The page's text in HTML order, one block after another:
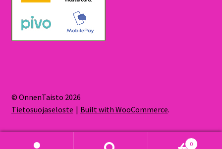
© OnnenTaisto 2026
Tietosuojaseloste
Built with WooCommerce.
0